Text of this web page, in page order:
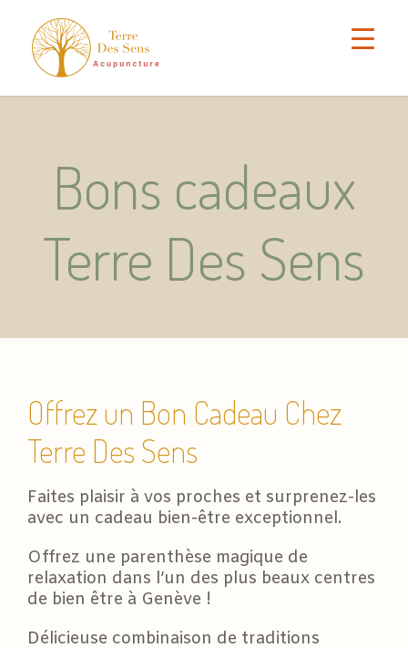
Bons cadeaux
Terre Des Sens
Offrez un Bon Cadeau Chez
Terre Des Sens
Faites plaisir à vos proches et surprenez-les
avec un cadeau bien-être exceptionnel.
Offrez une parenthèse magique de
relaxation dans l’un des plus beaux centres
de bien être à Genève !
Délicieuse combinaison de traditions